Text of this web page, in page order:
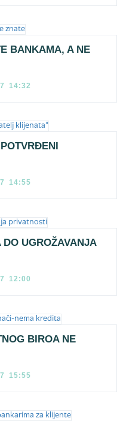
BANKAMA, A NE
14:32
14:55
UGROŽAVANJA
12:00
BIROA NE
15:55